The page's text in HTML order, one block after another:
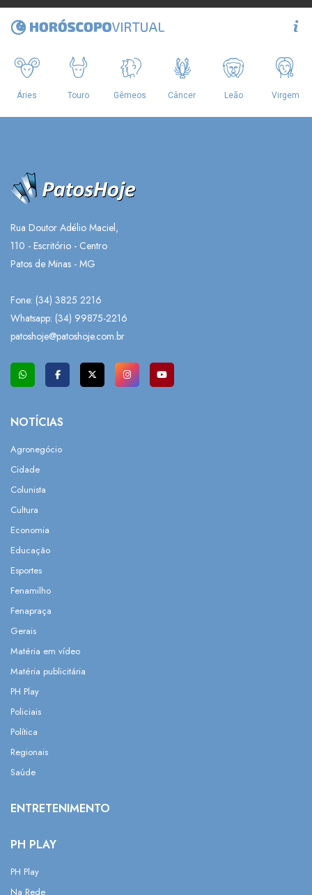
Rua Doutor Adélio Maciel,
110 - Escritório - Centro
Patos de Minas - MG
Fone: (34) 3825 2216
Whatsapp: (34) 99875-2216
patoshoje@patoshoje.com.br
NOTÍCIAS
Agronegócio
Cidade
Colunista
Cultura
Economia
Educação
Esportes
Fenamilho
Fenapraça
Gerais
Matéria em vídeo
Matéria publicitária
PH Play
Policiais
Política
Regionais
Saúde
ENTRETENIMENTO
PH PLAY
PH Play
Na Rede